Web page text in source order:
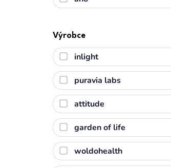
Výrobce
inlight
puravia labs
attitude
garden of life
woldohealth